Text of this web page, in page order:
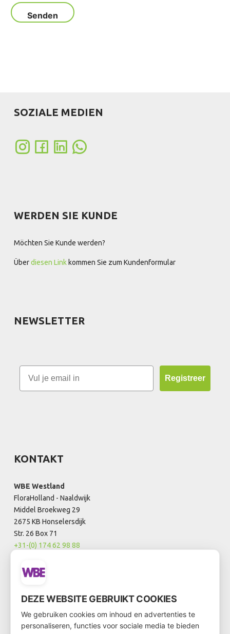
SOZIALE MEDIEN
WERDEN SIE KUNDE
Möchten Sie Kunde werden?
Überdiesen Link kommen Sie zum Kundenformular
NEWSLETTER
Registreer
KONTAKT
WBE Westland
FloraHolland - Naaldwijk
Middel Broekweg 29
2675 KB Honselersdijk
Str. 26 Box 71
+31-(0) 174 62 98 88
FloraHolland - Rijnsburg
2231 BZ Rijnsburg
Box D0.21
DEZE WEBSITE GEBRUIKT COOKIES
We gebruiken cookies om inhoud en advertenties te
personaliseren, functies voor sociale media te bieden